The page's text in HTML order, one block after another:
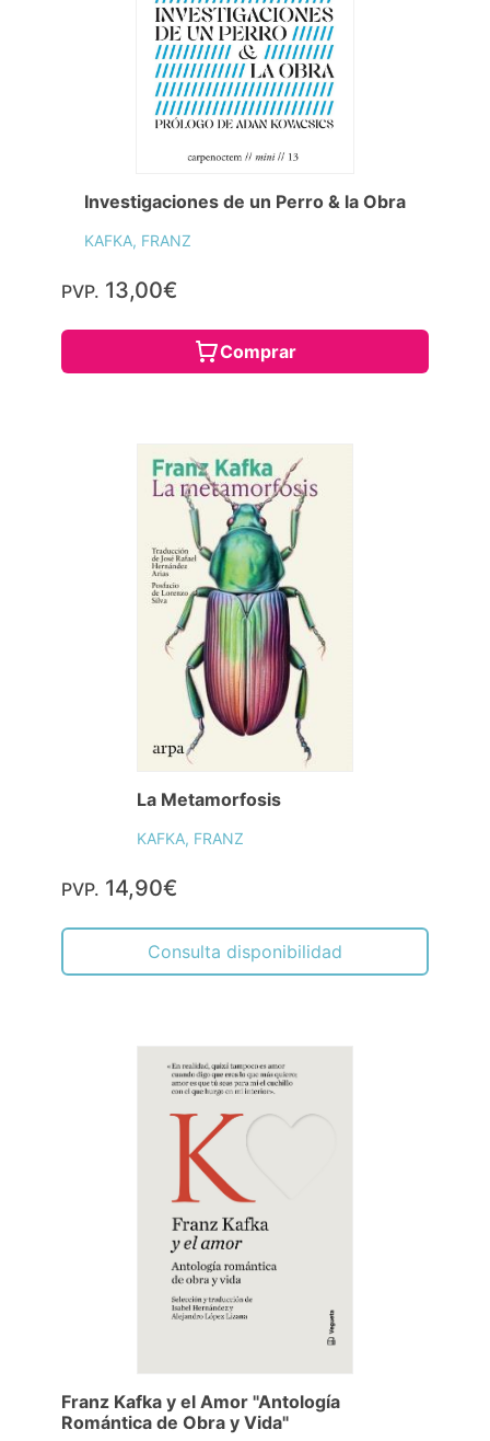
Investigaciones de un Perro & la Obra
KAFKA, FRANZ
PVP. 13,00€
Comprar
La Metamorfosis
KAFKA, FRANZ
PVP. 14,90€
Consulta disponibilidad
Franz Kafka y el Amor "Antología
Romántica de Obra y Vida"